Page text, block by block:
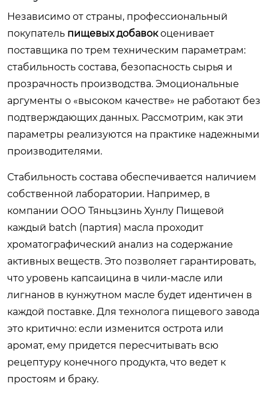
Независимо от страны, профессиональный
покупатель пищевых добавокоценивает
поставщика по трем техническим параметрам:
стабильность состава, безопасность сырья и
прозрачность производства. Эмоциональные
аргументы о «высоком качестве» не работают без
подтверждающих данных. Рассмотрим, как эти
параметры реализуются на практике надежными
производителями.
Стабильность состава обеспечивается наличием
собственной лаборатории. Например, в
компании ООО Тяньцзинь Хунлу Пищевой
каждый batch (партия) масла проходит
хроматографический анализ на содержание
активных веществ. Это позволяет гарантировать,
что уровень капсаицина в чили-масле или
лигнанов в кунжутном масле будет идентичен в
каждой поставке. Для технолога пищевого завода
это критично: если изменится острота или
аромат, ему придется пересчитывать всю
рецептуру конечного продукта, что ведет к
простоям и браку.